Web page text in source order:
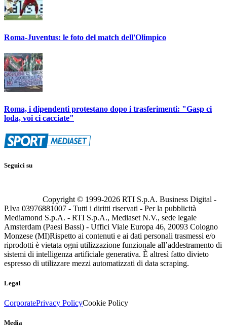
Roma-Juventus: le foto del match dell'Olimpico
Roma, i dipendenti protestano dopo i trasferimenti: "Gasp ci
loda, voi ci cacciate"
Seguici su
Copyright © 1999-2026 RTI S.p.A. Business Digital -
P.Iva 03976881007 - Tutti i diritti riservati - Per la pubblicità
Mediamond S.p.A. - RTI S.p.A., Mediaset N.V., sede legale
Amsterdam (Paesi Bassi) - Uffici Viale Europa 46, 20093 Cologno
Monzese (MI)Rispetto ai contenuti e ai dati personali trasmessi e/o
riprodotti è vietata ogni utilizzazione funzionale all’addestramento di
sistemi di intelligenza artificiale generativa. È altresì fatto divieto
espresso di utilizzare mezzi automatizzati di data scraping.
Legal
CorporatePrivacy PolicyCookie Policy
Media